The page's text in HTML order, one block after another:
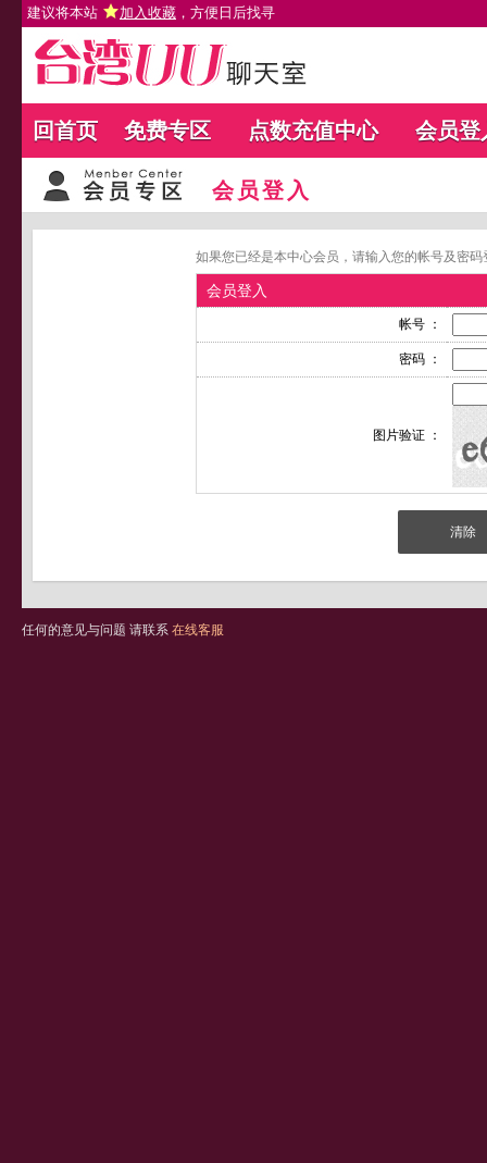
建议将本站 加入收藏 ，方便日后找寻
回首页 免费专区 点数充值中心 会员登
会员登入
如果您已经是本中心会员，请输入您的帐号及密
会员登入
帐号 ：
密码 ：
图片验证 ：
任何的意见与问题 请联系 在线客服